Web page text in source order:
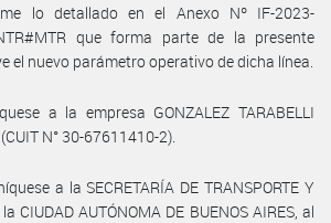
lo detallado en el Anexo Nº IF-2023-
que forma parte de la presente
el nuevo parámetro operativo de dicha línea.
a la empresa GONZALEZ TARABELLI
N° 30-67611410-2).
a la SECRETARÍA DE TRANSPORTE Y
CIUDAD AUTÓNOMA DE BUENOS AIRES, al